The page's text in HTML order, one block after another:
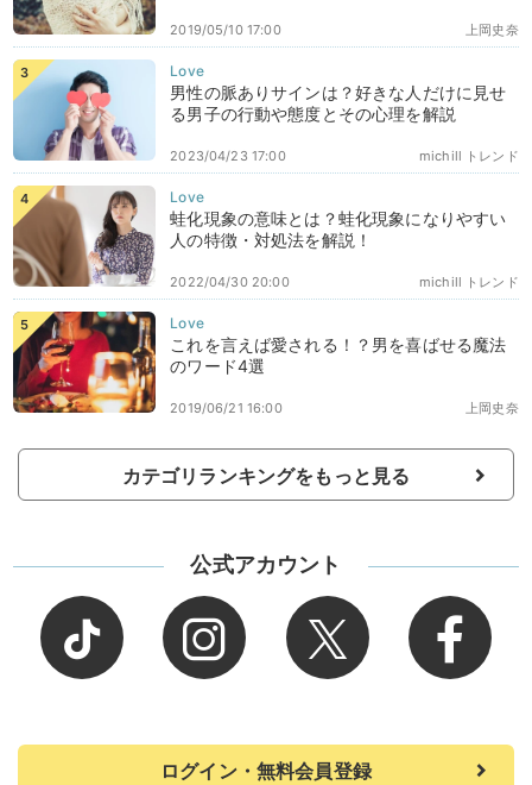
上岡史奈
2019/05/10 17:00
男性の脈ありサインは？好きな人だけに見せ
る男子の行動や態度とその心理を解説
michill トレンド
2023/04/23 17:00
蛙化現象の意味とは？蛙化現象になりやすい
人の特徴・対処法を解説！
michill トレンド
2022/04/30 20:00
これを言えば愛される！？男を喜ばせる魔法
のワード4選
上岡史奈
2019/06/21 16:00
カテゴリランキングをもっと見る
公式アカウント
ログイン・無料会員登録